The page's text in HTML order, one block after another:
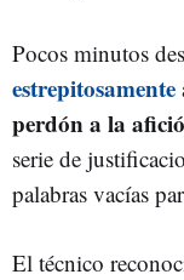
Pocos minutos
estrepitosamente
perdón a la
serie de
palabras vacías
El técnico